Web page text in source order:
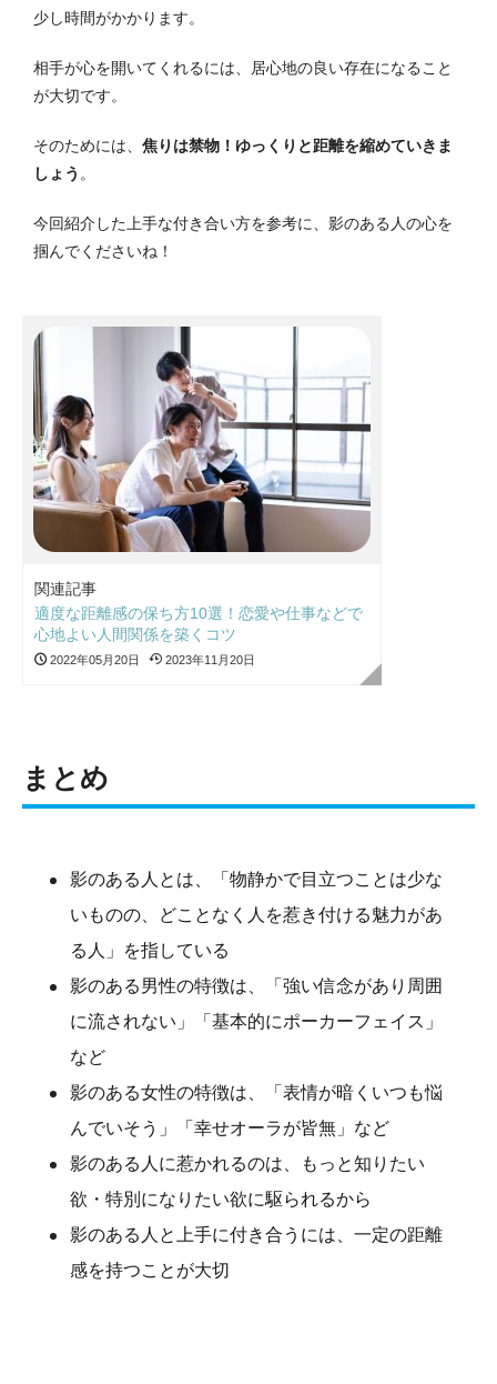
少し時間がかかります。
相手が心を開いてくれるには、居心地の良い存在になること
が大切です。
そのためには、 焦りは禁物！ ゆっくりと距離を縮めていきま
しょう 。
今回紹介した上手な付き合い方を参考に、影のある人の心を
掴んでくださいね！
関連記事
適度な距離感の保ち方10選！恋愛や仕事などで
心地よい人間関係を築くコツ
2022年05月20日 2023年11月20日
まとめ
影のある人とは、「物静かで目立つことは少な
いものの、どことなく人を惹き付ける魅力があ
る人」を指している
影のある男性の特徴は、「強い信念があり周囲
に流されない」「基本的にポーカーフェイス」
など
影のある女性の特徴は、「表情が暗くいつも悩
んでいそう」「幸せオーラが皆無」など
影のある人に惹かれるのは、もっと知りたい
欲・特別になりたい欲に駆られるから
影のある人と上手に付き合うには、一定の距離
感を持つことが大切